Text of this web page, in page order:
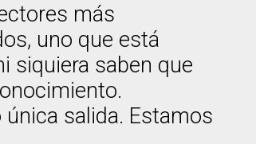
más
uno que está
siquiera saben que
salida. Estamos